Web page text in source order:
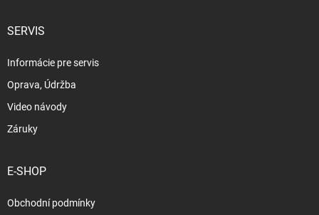
SERVIS
Informácie pre servis
Oprava, Údržba
Video návody
Záruky
E-SHOP
Obchodní podmínky